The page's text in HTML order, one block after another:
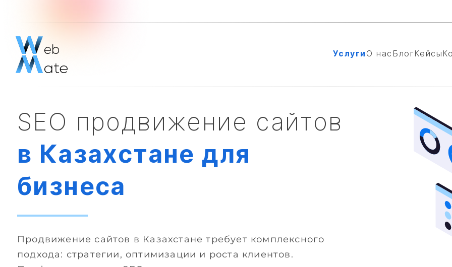
Услуги О нас Блог Кейсы
SEO продвижение сайтов
в Казахстане для
бизнеса
Продвижение сайтов в Казахстане требует комплексного
подхода: стратегии, оптимизации и роста клиентов.